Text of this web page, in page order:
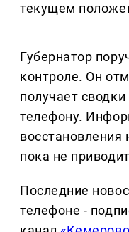
текущем
Губернатор
контроле. Он
получает
телефону.
пока не
Последние
телефоне -